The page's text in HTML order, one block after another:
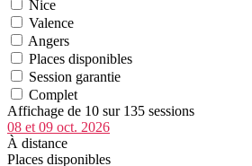
Nice
Valence
Angers
Places disponibles
Session garantie
Complet
Affichage de 10 sur 135 sessions
08 et 09 oct. 2026
À distance
Places disponibles